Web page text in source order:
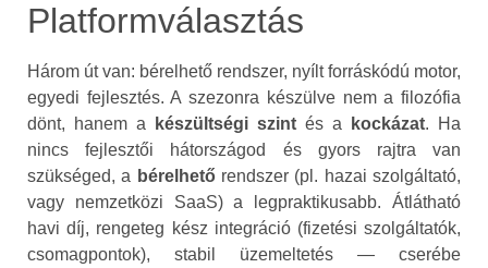
Platformválasztás
Három út van: bérelhető rendszer, nyílt forráskódú motor,
egyedi fejlesztés. A szezonra készülve nem a filozófia
dönt, hanem a
készültségi szint és a kockázat. Ha
nincs fejlesztői hátországod és gyors rajtra van
szükséged, a bérelhetőrendszer (pl. hazai szolgáltató,
vagy nemzetközi SaaS) a legpraktikusabb. Átlátható
havi díj, rengeteg kész integráció (fizetési szolgáltatók,
csomagpontok), stabil üzemeltetés — cserébe